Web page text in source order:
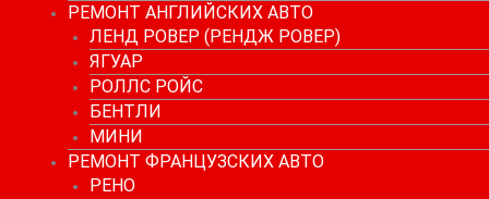
РЕМОНТ АНГЛИЙСКИХ АВТО
ЛЕНД РОВЕР (РЕНДЖ РОВЕР)
ЯГУАР
РОЛЛС РОЙС
БЕНТЛИ
МИНИ
РЕМОНТ ФРАНЦУЗСКИХ АВТО
РЕНО